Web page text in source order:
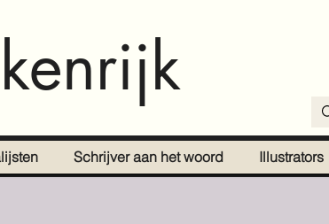
Schrijver aan het woord Illustrators